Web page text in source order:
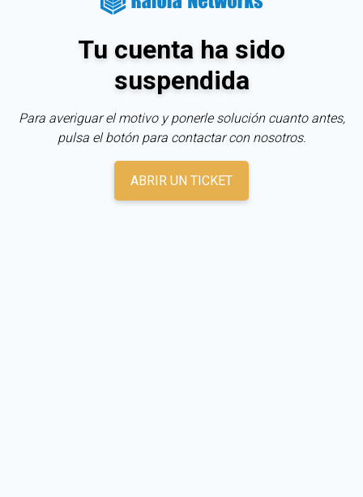
Tu cuenta ha sido
suspendida
Para averiguar el motivo y ponerle solución cuanto antes,
pulsa el botón para contactar con nosotros.
ABRIR UN TICKET